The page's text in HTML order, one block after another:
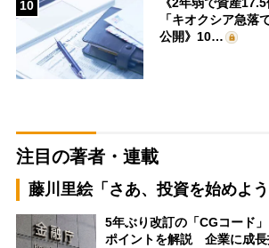
10
「キオクシア急落
公開》10…
注目の著者・連載
藤川里絵「さあ、投資を始めよう
5年ぶり改訂の「CGコード
ポイントを解説 企業に成長